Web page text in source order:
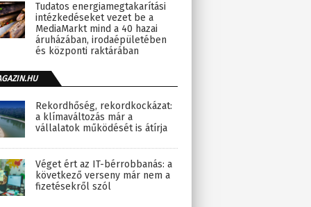
Tudatos energiamegtakarítási
intézkedéseket vezet be a
MediaMarkt mind a 40 hazai
áruházában, irodaépületében
és központi raktárában
Rekordhőség, rekordkockázat:
a klímaváltozás már a
vállalatok működését is átírja
Véget ért az IT-bérrobbanás: a
következő verseny már nem a
fizetésekről szól